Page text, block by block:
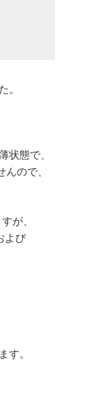
。
状態で、
ので、
が、
よび
す。